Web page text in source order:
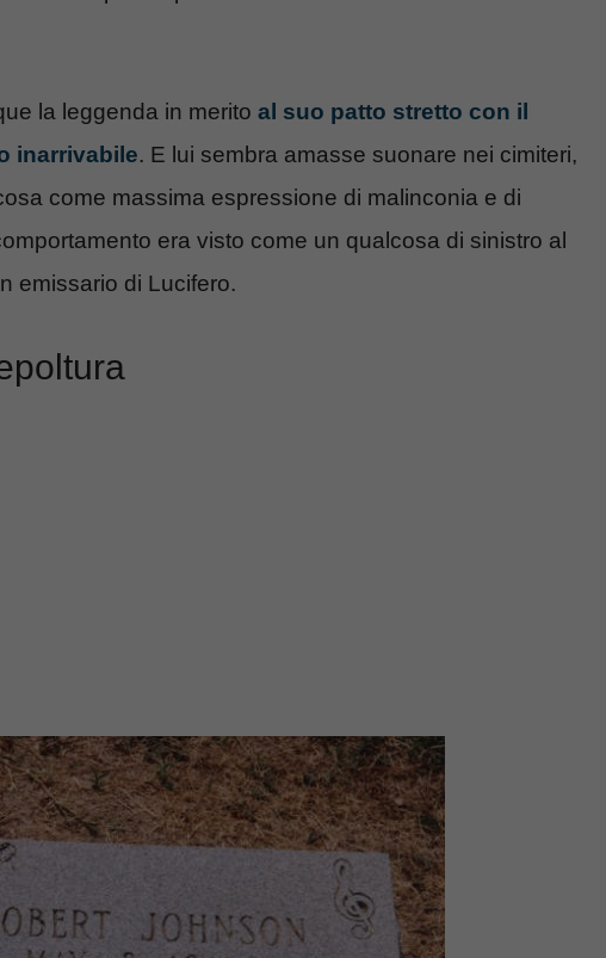
la leggenda in merito al suo patto stretto con il
inarrivabile. E lui sembra amasse suonare nei cimiteri,
come massima espressione di malinconia e di
era visto come un qualcosa di sinistro al
emissario di Lucifero.